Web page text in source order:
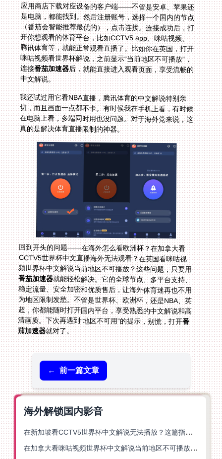
连接番茄加速器后，就能直接进入观看页面，享受流畅的
中文解说。
我还试过用它看NBA直播，腾讯体育的中文解说特别亲
切，而且画面一点都不卡。有时候我在手机上看，有时候
在电脑上看，多端同时用也没问题。对于海外党来说，这
真的是解决体育直播限制的神器。
回到开头的问题——在海外怎么看欧洲杯？在加拿大看
CCTV5世界杯中文直播海外无法观看？在英国看咪咕视
频世界杯中文解说当前地区不可播放？这些问题，只要用
番茄加速器就能轻松解决。它的全球节点、多平台支持、
稳定流量、安全加密和优质售后，让海外体育迷再也不用
为地区限制发愁。不管是世界杯、欧洲杯，还是NBA、英
超，你都能随时打开国内平台，享受熟悉的中文解说和高
清画质。下次再遇到“地区不可用”的提示，别慌，打开番
茄加速器就对了。
← 前一篇文章
海外解锁国内影音
在新加坡看CCTV5世界杯中文解说无法播放？这篇指南帮你解锁海外体育直播自由
在加拿大看咪咕视频世界杯中文解说当前地区不可播放？这篇指南帮你一键解决